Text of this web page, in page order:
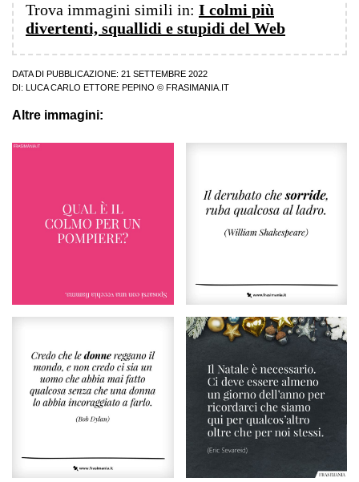
Trova immagini simili in: I colmi più
divertenti, squallidi e stupidi del Web
DATA DI PUBBLICAZIONE: 21 SETTEMBRE 2022
DI:
LUCA CARLO ETTORE PEPINO © FRASIMANIA.IT
Altre immagini: